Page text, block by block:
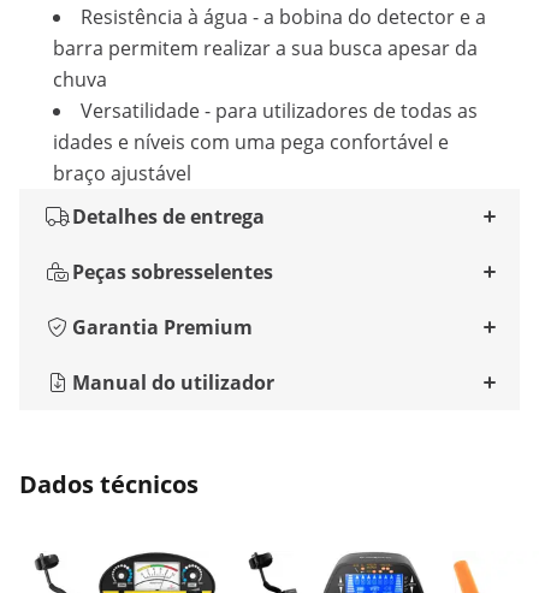
Resistência à água - a bobina do detector e a
barra permitem realizar a sua busca apesar da
chuva
Versatilidade - para utilizadores de todas as
idades e níveis com uma pega confortável e
braço ajustável
Detalhes de entrega
Peças sobresselentes
Garantia Premium
Manual do utilizador
Dados técnicos